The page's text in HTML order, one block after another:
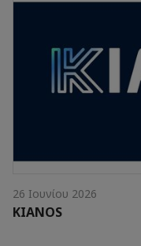
26 Ιουνίου 2026
KIANOS